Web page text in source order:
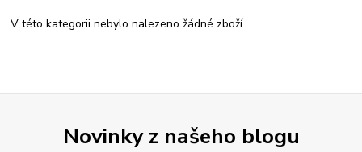
V této kategorii nebylo nalezeno žádné zboží.
Novinky z našeho blogu